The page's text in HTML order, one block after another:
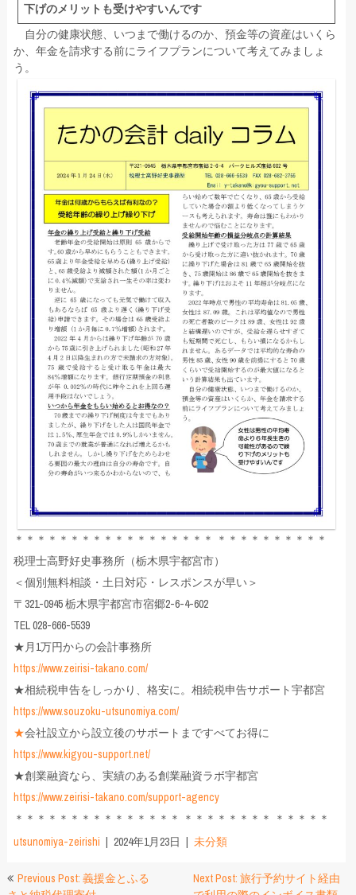
下げのメリットも受けやすいんです
自分の健康状態、いつまで働けるのか、預金等の資産はいくら
か、年金を請求する前にライフプランについて考えてみましょ
う。
＊＊＊＊＊＊＊＊＊＊＊＊＊＊＊＊＊＊ ＊＊＊＊＊＊＊＊＊＊
税理士高野好史事務所（栃木県宇都宮市）
＜個別無料相談・土日対応・レスポンスが早い＞
〒321-0945 栃木県宇都宮市宿郷2-6-4-602
TEL 028-666-5539
★月1万円からの会計事務所
https://www.zeirisi-takano.com/
★相続税申告をしっかり、格安に。相続税申告サポート宇都宮
https://www.souzoku-utsunomiya.com/
★会社設立から設立後のサポートまですべてお得に
https://www.kigyou-support.net/
★創業融資なら、実績のある創業融資ラボ宇都宮
https://www.zeirisi-takano.com/support-agency
＊＊＊＊＊＊＊＊＊＊＊＊＊＊＊ ＊＊＊＊＊＊＊＊ ＊＊＊＊＊
utsunomiya-zeirishi
2024年1月23日 未分類
投Previous Post: 義援金とふる
Next Post: 旅行予約サイト経由